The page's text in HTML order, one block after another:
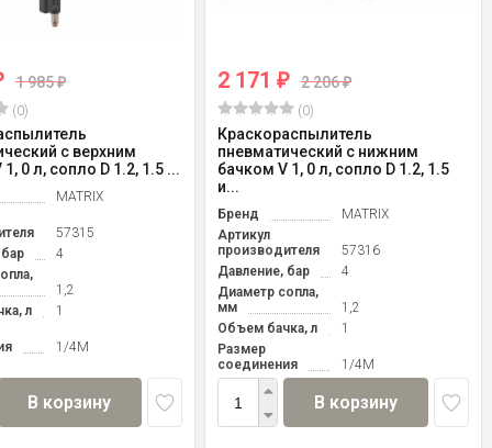
1 985₽
(0)
с верхним
0 л, сопло D 1.2, 1.5 ...
MATRIX
57315
4
1,2
л
1
1/4M
В корзину
2 171₽ 2 206₽
(0)
Краскораспылитель
пневматический с нижним
бачком V 1, 0 л, сопло D 1.2, 1.5
и...
Бренд
MATRIX
Артикул
производителя
57316
Давление, бар
4
Диаметр сопла,
мм
1,2
Объем бачка, л
1
Размер
соединения
1/4M
В корзину